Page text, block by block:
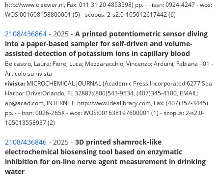
http://www.elsevier.nl, Fax: 011 31 20 4853598) pp. - - issn: 0924-4247 - wos:
WOS:001608158800001 (5) - scopus: 2-s2.0-105012617442 (6)
2108/436864 - 2025 - A printed potentiometric sensor diving
into a paper-based sampler for self-driven and volume-
assisted detection of potassium ions in capillary blood
Belcastro, Laura; Fiore, Luca; Mazzaracchio, Vincenzo; Arduini, Fabiana - 01 -
Articolo su rivista
rivista: MICROCHEMICAL JOURNAL (Academic Press Incorporated:6277 Sea
Harbor Drive:Orlando, FL 32887:(800)543-9534, (407)345-4100, EMAIL:
ap@acad.com, INTERNET: http://www.idealibrary.com, Fax: (407)352-3445)
pp. - - issn: 0026-265X - wos: WOS:001638197600001 (1) - scopus: 2-s2.0-
105013558937 (2)
2108/436846 - 2025 - 3D printed shamrock-like
electrochemical biosensing tool based on enzymatic
inhibition for on-line nerve agent measurement in drinking
water